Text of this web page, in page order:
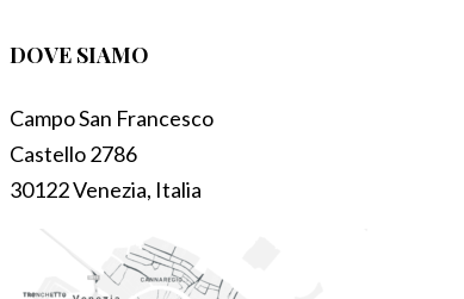
DOVE SIAMO
Campo San Francesco
Castello 2786
30122 Venezia, Italia